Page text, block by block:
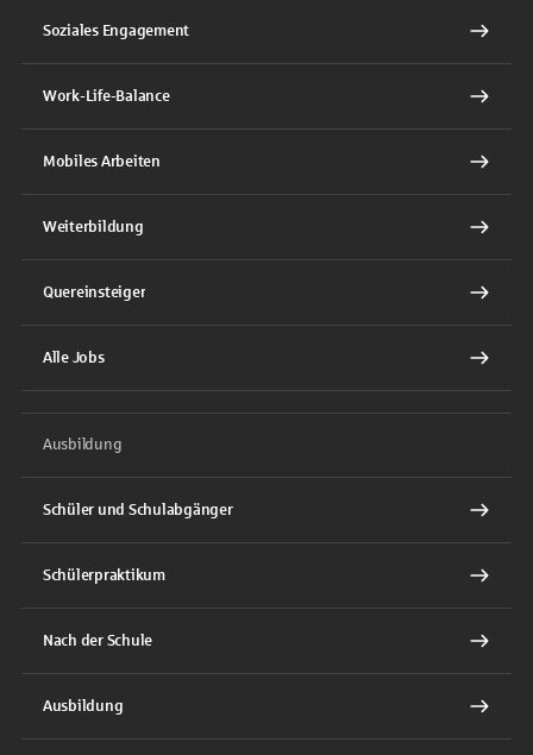
Soziales Engagement
Work-Life-Balance
Mobiles Arbeiten
Weiterbildung
Quereinsteiger
Alle Jobs
Ausbildung
Schüler und Schulabgänger
Schülerpraktikum
Nach der Schule
Ausbildung